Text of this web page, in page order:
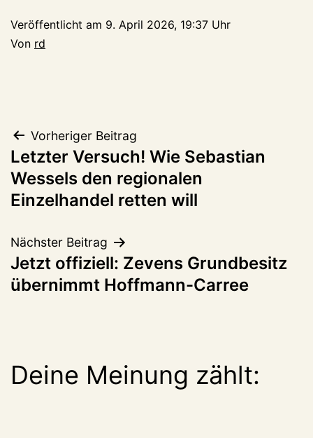
Veröffentlicht am 9. April 2026, 19:37 Uhr
Von rd
Beitragsnavigation
Vorheriger Beitrag
Letzter Versuch! Wie Sebastian
Wessels den regionalen
Einzelhandel retten will
Nächster Beitrag
Jetzt offiziell: Zevens Grundbesitz
übernimmt Hoffmann-Carree
Deine Meinung zählt: